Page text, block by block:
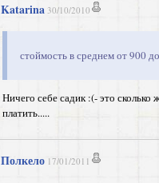
Katarina 30/10/2010
стоймость в среднем от 900
Ничего себе садик :(- это
платить.....
Полкело 17/01/2011